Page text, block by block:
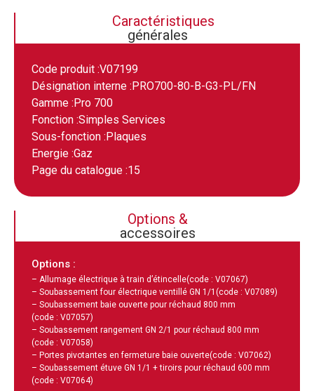
Caractéristiques
générales
Code produit :V07199
Désignation interne :PRO700-80-B-G3-PL/FN
Gamme :Pro 700
Fonction :Simples Services
Sous-fonction :Plaques
Energie :Gaz
Page du catalogue :15
Options &
accessoires
Options :
– Allumage électrique à train d’étincelle(code : V07067)
– Soubassement four électrique ventillé GN 1/1 (code : V07089)
– Soubassement baie ouverte pour réchaud 800 mm
(code : V07057)
– Soubassement rangement GN 2/1 pour réchaud 800 mm
(code : V07058)
– Portes pivotantes en fermeture baie ouverte(code : V07062)
– Soubassement étuve GN 1/1 + tiroirs pour réchaud 600 mm
(code : V07064)